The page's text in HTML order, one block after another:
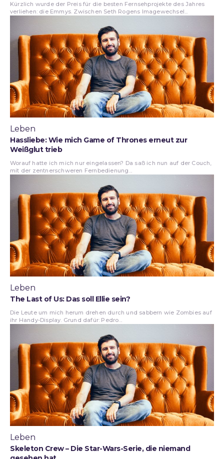
Kürzlich wurde der Preis für die besten Fernsehprojekte des Jahres
verliehen: die Emmys. Zwischen Seth Rogens Imagewechsel...
Leben
Hassliebe: Wie mich Game of Thrones erneut zur
Weißglut trieb
Worauf hatte ich mich nur eingelassen? Da saß ich nun auf der Couch,
mit der zentnerschweren Fernbedienung...
Leben
The Last of Us: Das soll Ellie sein?
Die Leute um mich herum drehen durch und sabbern wie Zombies auf
ihr Handy-Display. Grund dafür: Pedro...
Leben
Skeleton Crew – Die Star-Wars-Serie, die niemand